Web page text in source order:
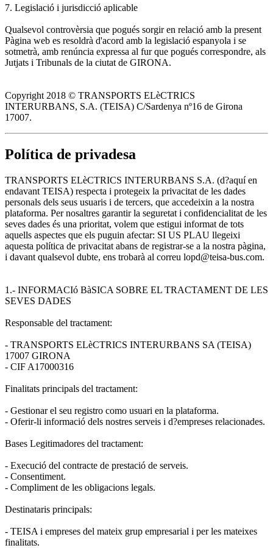
7. Legislació i jurisdicció aplicable
Qualsevol controvèrsia que pogués sorgir en relació amb la present
Pàgina web es resoldrà d'acord amb la legislació espanyola i se
sotmetrà, amb renúncia expressa al fur que pogués correspondre, als
Jutjats i Tribunals de la ciutat de GIRONA.
Copyright 2018 © TRANSPORTS ELèCTRICS
INTERURBANS, S.A. (TEISA) C/Sardenya nº16 de Girona
17007.
Política de privadesa
TRANSPORTS ELèCTRICS INTERURBANS S.A. (d?aquí en
endavant TEISA) respecta i protegeix la privacitat de les dades
personals dels seus usuaris i de tercers, que accedeixin a la nostra
plataforma. Per nosaltres garantir la seguretat i confidencialitat de les
seves dades és una prioritat, volem que estigui informat de tots
aquells aspectes que els puguin afectar: SI US PLAU llegeixi
aquesta política de privacitat abans de registrar-se a la nostra pàgina,
i davant qualsevol dubte, ens trobarà al correu lopd@teisa-bus.com.
1.- INFORMACIó BàSICA SOBRE EL TRACTAMENT DE LES
SEVES DADES
Responsable del tractament:
- TRANSPORTS ELèCTRICS INTERURBANS SA (TEISA)
17007 GIRONA
- CIF A17000316
Finalitats principals del tractament:
- Gestionar el seu registro como usuari en la plataforma.
- Oferir-li informació dels nostres serveis i d?empreses relacionades.
Bases Legitimadores del tractament:
- Execució del contracte de prestació de serveis.
- Consentiment.
- Compliment de les obligacions legals.
Destinataris principals:
- TEISA i empreses del mateix grup empresarial i per les mateixes
finalitats.